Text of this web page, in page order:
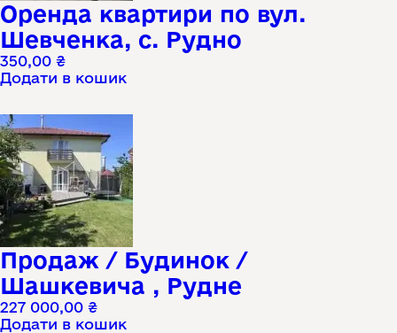
Оренда квартири по вул.
Шевченка, с. Рудно
350,00 ₴
Додати в кошик
Продаж / Будинок /
Шашкевича , Рудне
227 000,00 ₴
Додати в кошик